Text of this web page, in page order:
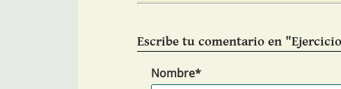
Escribe tu comentario en
Nombre*